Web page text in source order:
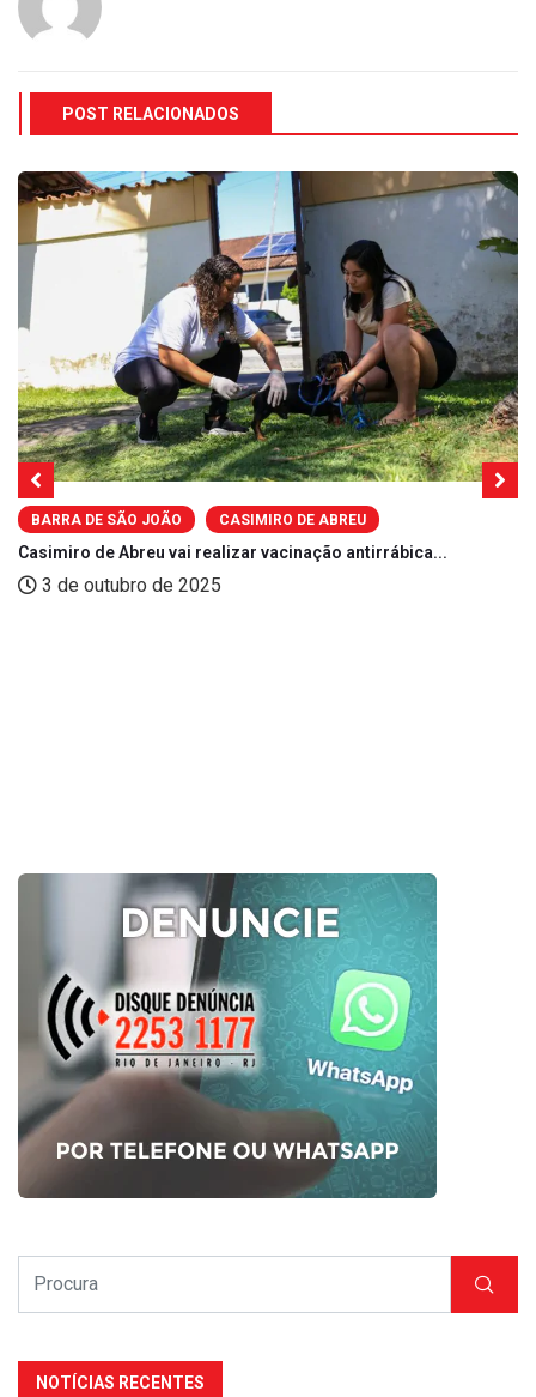
POST RELACIONADOS
BARRA DE SÃO JOÃO CASIMIRO DE ABREU
Casimiro de Abreu vai realizar vacinação antirrábica...
3 de outubro de 2025
NOTÍCIAS RECENTES